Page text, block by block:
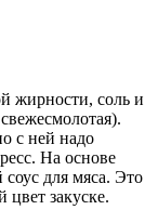
жирности, соль и
с ней надо
На основе
для мяса. Это
цвет закуске.